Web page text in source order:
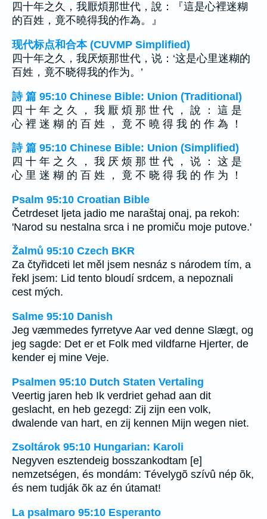
四十年之久，我厭煩那世代，說：『這是心裡迷糊
的百姓，竟不曉得我的作為。』
现代标点和合本 (CUVMP Simplified)
四十年之久，我厌烦那世代，说：‘这是心里迷糊的
百姓，竟不晓得我的作为。’
詩 篇 95:10 Chinese Bible: Union (Traditional)
四 十 年 之 久 ， 我 厭 煩 那 世 代 ， 說 ： 這 是
心 裡 迷 糊 的 百 姓 ， 竟 不 曉 得 我 的 作 為 ！
詩 篇 95:10 Chinese Bible: Union (Simplified)
四 十 年 之 久 ， 我 厌 烦 那 世 代 ， 说 ： 这 是
心 里 迷 糊 的 百 姓 ， 竟 不 晓 得 我 的 作 为 ！
Psalm 95:10 Croatian Bible
Četrdeset ljeta jadio me naraštaj onaj, pa rekoh:
'Narod su nestalna srca i ne promiču moje putove.'
Žalmů 95:10 Czech BKR
Za čtyřidceti let měl jsem nesnáz s národem tím, a
řekl jsem: Lid tento bloudí srdcem, a nepoznali
cest mých.
Salme 95:10 Danish
Jeg væmmedes fyrretyve Aar ved denne Slægt, og
jeg sagde: Det er et Folk med vildfarne Hjerter, de
kender ej mine Veje.
Psalmen 95:10 Dutch Staten Vertaling
Veertig jaren heb Ik verdriet gehad aan dit
geslacht, en heb gezegd: Zij zijn een volk,
dwalende van hart, en zij kennen Mijn wegen niet.
Zsoltárok 95:10 Hungarian: Karoli
Negyven esztendeig bosszankodtam [e]
nemzetségen, és mondám: Tévelygõ szívû nép õk,
és nem tudják õk az én útamat!
La psalmaro 95:10 Esperanto